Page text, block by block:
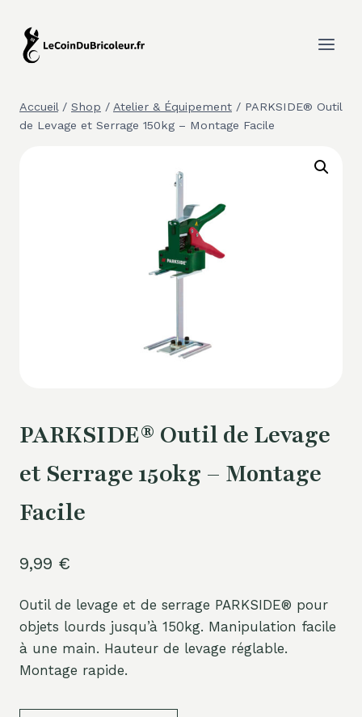
contenu
Accueil / Shop / Atelier & Équipement / PARKSIDE® Outil
de Levage et Serrage 150kg – Montage Facile
PARKSIDE® Outil de Levage
et Serrage 150kg – Montage
Facile
9,99 €
Outil de levage et de serrage PARKSIDE® pour
objets lourds jusqu’à 150kg. Manipulation facile
à une main. Hauteur de levage réglable.
Montage rapide.